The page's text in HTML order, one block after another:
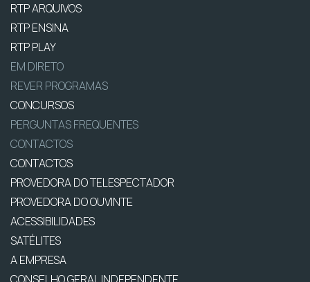
RTP ARQUIVOS
RTP ENSINA
RTP PLAY
EM DIRETO
REVER PROGRAMAS
CONCURSOS
PERGUNTAS FREQUENTES
CONTACTOS
CONTACTOS
PROVEDORA DO TELESPECTADOR
PROVEDORA DO OUVINTE
ACESSIBILIDADES
SATÉLITES
A EMPRESA